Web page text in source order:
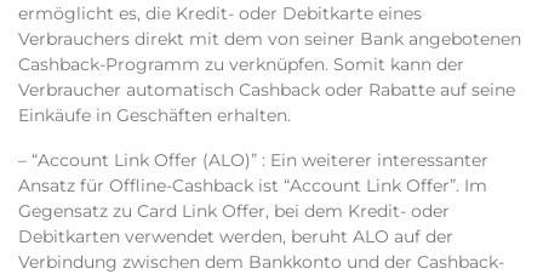
ermöglicht es, die Kredit- oder Debitkarte eines
Verbrauchers direkt mit dem von seiner Bank angebotenen
Cashback-Programm zu verknüpfen. Somit kann der
Verbraucher automatisch Cashback oder Rabatte auf seine
Einkäufe in Geschäften erhalten.
– “Account Link Offer (ALO)” : Ein weiterer interessanter
Ansatz für Offline-Cashback ist “Account Link Offer”. Im
Gegensatz zu Card Link Offer, bei dem Kredit- oder
Debitkarten verwendet werden, beruht ALO auf der
Verbindung zwischen dem Bankkonto und der Cashback-